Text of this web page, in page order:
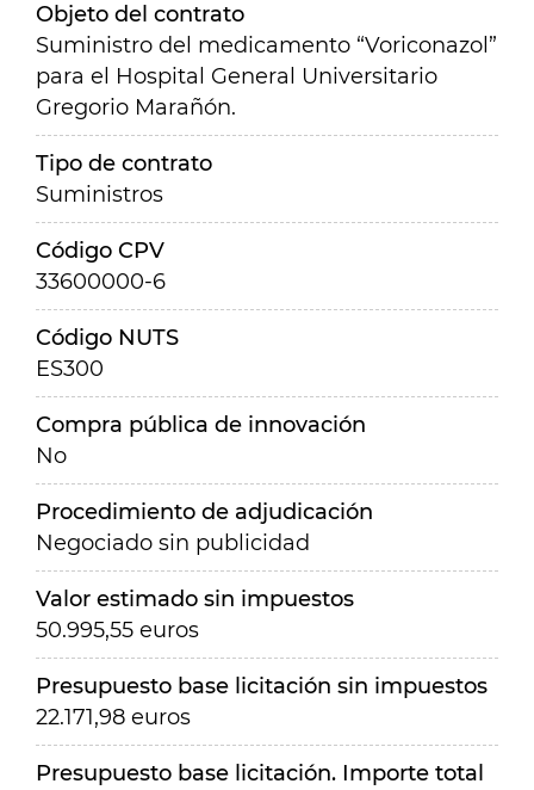
Objeto del contrato
Suministro del medicamento “Voriconazol”
para el Hospital General Universitario
Gregorio Marañón.
Tipo de contrato
Suministros
Código CPV
33600000-6
Código NUTS
ES300
Compra pública de innovación
No
Procedimiento de adjudicación
Negociado sin publicidad
Valor estimado sin impuestos
50.995,55 euros
Presupuesto base licitación sin impuestos
22.171,98 euros
Presupuesto base licitación. Importe total